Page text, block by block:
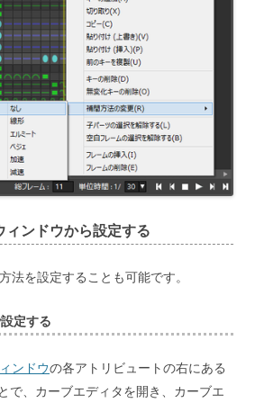
ィンドウから設定する
法を設定することも可能です。
定する
ンドウの各アトリビュートの右にある
で、カーブエディタを開き、 カーブエ